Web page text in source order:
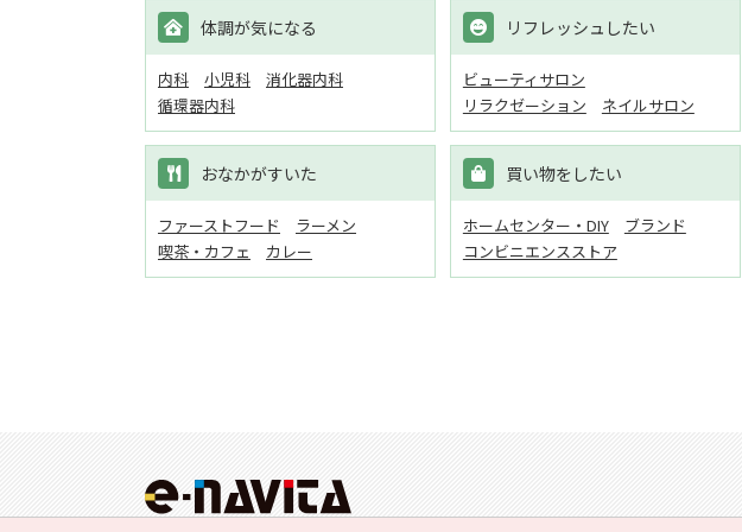
体調が気になる
内科 小児科
消化器内科
循環器内科
リフレッシュしたい
ビューティサロン
リラクゼーション
ネイルサロン
おなかがすいた
ファーストフード
ラーメン
喫茶・カフェ
カレー
買い物をしたい
ホームセンター・DIY
ブランド
コンビニエンスストア